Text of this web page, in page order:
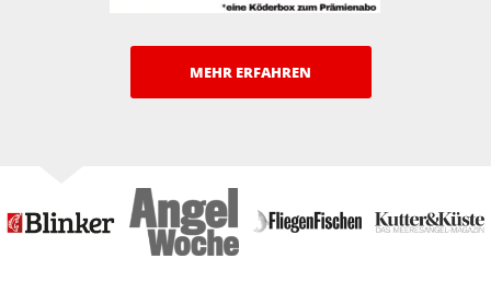
MEHR ERFAHREN